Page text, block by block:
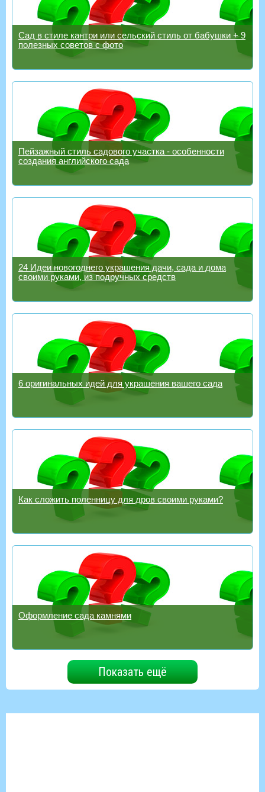
Сад в стиле кантри или сельский стиль от бабушки + 9
полезных советов с фото
Пейзажный стиль садового участка - особенности
создания английского сада
24 Идеи новогоднего украшения дачи, сада и дома
своими руками, из подручных средств
6 оригинальных идей для украшения вашего сада
Как сложить поленницу для дров своими руками?
Оформление сада камнями
Показать ещё